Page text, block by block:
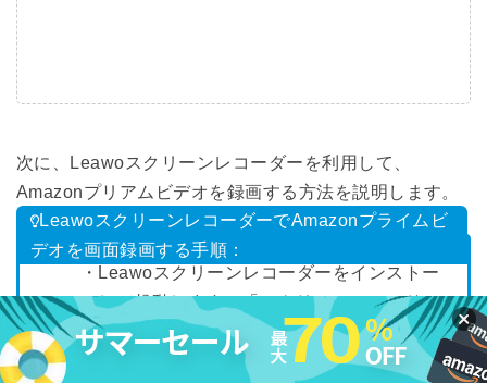
次に、Leawoスクリーンレコーダーを利用して、
Amazonプリアムビデオを録画する方法を説明します。
LeawoスクリーンレコーダーでAmazonプライムビ
デオを画面録画する手順：
・Leawoスクリーンレコーダーをインストー
ルして起動します。「スクリーンレコード」
モジュールを選択します。